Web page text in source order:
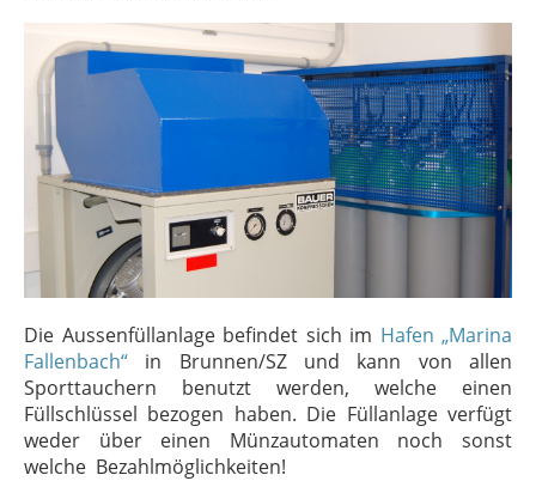
Die Aussenfüllanlage befindet sich im Hafen „Marina
Fallenbach“ in Brunnen/SZ und kann von allen
Sporttauchern benutzt werden, welche einen
Füllschlüssel bezogen haben. Die Füllanlage verfügt
weder über einen Münzautomaten noch sonst
welche Bezahlmöglichkeiten!